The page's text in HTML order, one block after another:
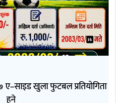
ए–साइड खुला फुटबल प्रतियोगिता